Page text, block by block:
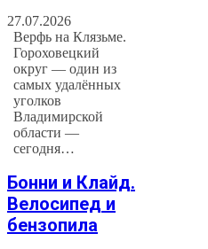
27.07.2026
Верфь на Клязьме.
Гороховецкий
округ — один из
самых удалённых
уголков
Владимирской
области —
сегодня…
Бонни и Клайд.
Велосипед и
бензопила